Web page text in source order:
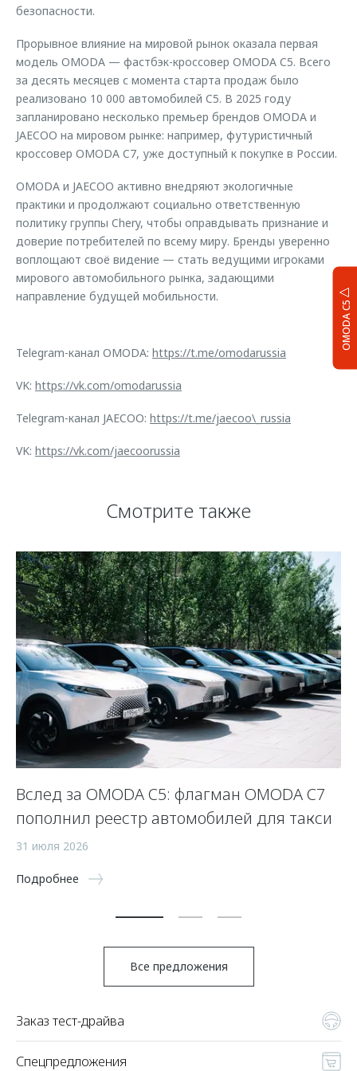
OMODA C5
безопасности.
Прорывное влияние на мировой рынок оказала первая
модель OMODA — фастбэк-кроссовер OMODA C5. Всего
за десять месяцев с момента старта продаж было
реализовано 10 000 автомобилей C5. В 2025 году
запланировано несколько премьер брендов OMODA и
JAECOO на мировом рынке: например, футуристичный
кроссовер OMODA C7, уже доступный к покупке в России.
OMODA и JAECOO активно внедряют экологичные
практики и продолжают социально ответственную
политику группы Chery, чтобы оправдывать признание и
доверие потребителей по всему миру. Бренды уверенно
воплощают своё видение — стать ведущими игроками
мирового автомобильного рынка, задающими
направление будущей мобильности.
Telegram-канал OMODA: https://t.me/omodarussia
VK: https://vk.com/omodarussia
Telegram-канал JAECOO: https://t.me/jaecoo\_russia
VK: https://vk.com/jaecoorussia
Смотрите также
Вслед за OMODA C5: флагман OMODA C7
пополнил реестр автомобилей для такси
31 июля 2026
Подробнее
Все предложения
Заказ тест-драйва
Спецпредложения